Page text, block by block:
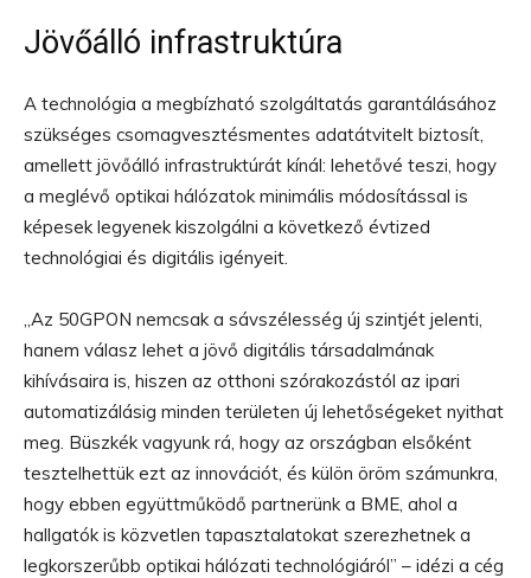
Jövőálló infrastruktúra
A technológia a megbízható szolgáltatás garantálásához
szükséges csomagvesztésmentes adatátvitelt biztosít,
amellett jövőálló infrastruktúrát kínál: lehetővé teszi, hogy
a meglévő optikai hálózatok minimális módosítással is
képesek legyenek kiszolgálni a következő évtized
technológiai és digitális igényeit.
„Az 50GPON nemcsak a sávszélesség új szintjét jelenti,
hanem válasz lehet a jövő digitális társadalmának
kihívásaira is, hiszen az otthoni szórakozástól az ipari
automatizálásig minden területen új lehetőségeket nyithat
meg. Büszkék vagyunk rá, hogy az országban elsőként
tesztelhettük ezt az innovációt, és külön öröm számunkra,
hogy ebben együttműködő partnerünk a BME, ahol a
hallgatók is közvetlen tapasztalatokat szerezhetnek a
legkorszerűbb optikai hálózati technológiáról” – idézi a cég